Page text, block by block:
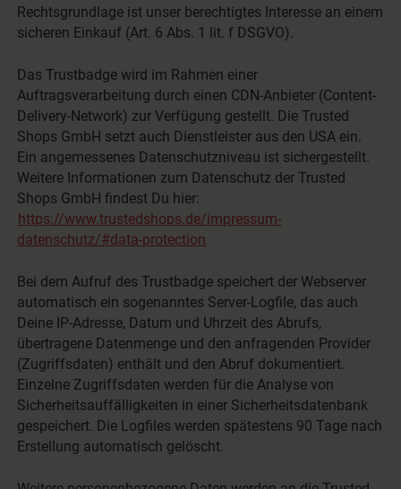
Rechtsgrundlage ist unser berechtigtes Interesse an einem
sicheren Einkauf (Art. 6 Abs. 1 lit. f DSGVO).
Das Trustbadge wird im Rahmen einer
Auftragsverarbeitung durch einen CDN-Anbieter (Content-
Delivery-Network) zur Verfügung gestellt. Die Trusted
Shops GmbH setzt auch Dienstleister aus den USA ein.
Ein angemessenes Datenschutzniveau ist sichergestellt.
Weitere Informationen zum Datenschutz der Trusted
Shops GmbH findest Du hier:
https://www.trustedshops.de/impressum-
datenschutz/#data-protection
Bei dem Aufruf des Trustbadge speichert der Webserver
automatisch ein sogenanntes Server-Logfile, das auch
Deine IP-Adresse, Datum und Uhrzeit des Abrufs,
übertragene Datenmenge und den anfragenden Provider
(Zugriffsdaten) enthält und den Abruf dokumentiert.
Einzelne Zugriffsdaten werden für die Analyse von
Sicherheitsauffälligkeiten in einer Sicherheitsdatenbank
gespeichert. Die Logfiles werden spätestens 90 Tage nach
Erstellung automatisch gelöscht.